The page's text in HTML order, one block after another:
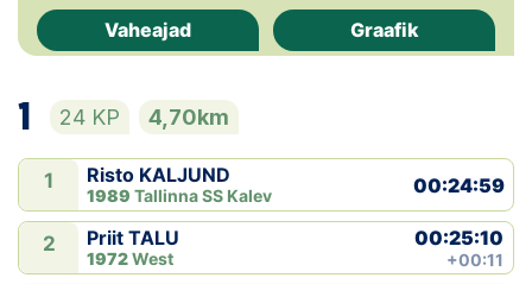
Tulemused
Dokumendid
Klubid
Suletud maastikud
Püsirajad
Vaheajad Graafik
1 24 KP 4,70km
1 Risto KALJUND
1989 Tallinna SS Kalev 00:24:59
2 Priit TALU
1972West
00:25:10
+00:11